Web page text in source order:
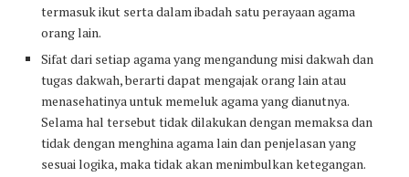
termasuk ikut serta dalam ibadah satu perayaan agama
orang lain.
Sifat dari setiap agama yang mengandung misi dakwah dan
tugas dakwah, berarti dapat mengajak orang lain atau
menasehatinya untuk memeluk agama yang dianutnya.
Selama hal tersebut tidak dilakukan dengan memaksa dan
tidak dengan menghina agama lain dan penjelasan yang
sesuai logika, maka tidak akan menimbulkan ketegangan.